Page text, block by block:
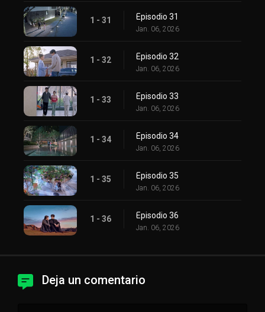
1 - 31 Episodio 31
Jan. 06, 2026
1 - 32 Episodio 32
Jan. 06, 2026
1 - 33 Episodio 33
Jan. 06, 2026
1 - 34 Episodio 34
Jan. 06, 2026
1 - 35 Episodio 35
Jan. 06, 2026
1 - 36 Episodio 36
Jan. 06, 2026
Deja un comentario